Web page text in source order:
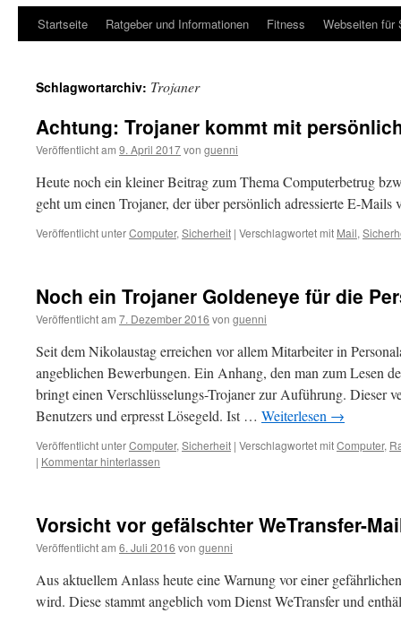
Startseite Ratgeber und Informationen Fitness Webseiten für
Schlagwortarchiv: Trojaner
Achtung: Trojaner kommt mit
Veröffentlicht am 9. April 2017von guenni
Heute noch ein kleiner Beitrag zum Thema Computerbetrug
geht um einen Trojaner, der über persönlich adressierte E-Mails
Veröffentlicht unterComputer, Sicherheit | Verschlagwortet mit Mail,
Noch ein Trojaner Goldeneye für die
Veröffentlicht am 7. Dezember 2016 von guenni
Seit dem Nikolaustag erreichen vor allem Mitarbeiter in
angeblichen Bewerbungen. Ein Anhang, den man zum Lesen
bringt einen Verschlüsselungs-Trojaner zur Auführung. Dieser
Benutzers und erpresst Lösegeld. Ist … Weiterlesen →
Veröffentlicht unterComputer, Sicherheit | Verschlagwortet mitComputer,
| Kommentar hinterlassen
Vorsicht vor gefälschter WeTransfer-
Veröffentlicht am 6. Juli 2016 von guenni
Aus aktuellem Anlass heute eine Warnung vor einer
wird. Diese stammt angeblich vom Dienst WeTransfer und